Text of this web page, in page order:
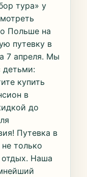
тура» у
Польше на
путевку в
7 апреля. Мы
детьми:
купить
в
до
Путевка в
только
отдых. Наша